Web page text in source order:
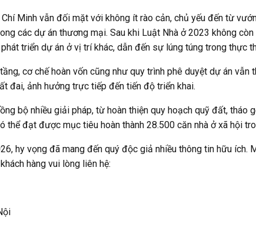
Minh vẫn đối mặt với không ít rào cản, chủ yếu đến từ
các dự án thương mại. Sau khi Luật Nhà ở 2023 không
triển dự án ở vị trí khác, dẫn đến sự lúng túng trong thực
cơ chế hoàn vốn cũng như quy trình phê duyệt dự án vẫn
đai, ảnh hưởng trực tiếp đến tiến độ triển khai.
bộ nhiều giải pháp, từ hoàn thiện quy hoạch quỹ đất,
đạt được mục tiêu hoàn thành 28.500 căn nhà ở xã hội
hy vọng đã mang đến quý độc giả nhiều thông tin hữu
hàng vui lòng liên hệ: